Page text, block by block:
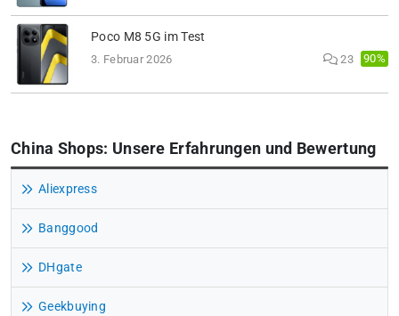
Poco M8 5G im Test
3. Februar 2026 23 90%
China Shops: Unsere Erfahrungen und Bewertung
Aliexpress
Banggood
DHgate
Geekbuying